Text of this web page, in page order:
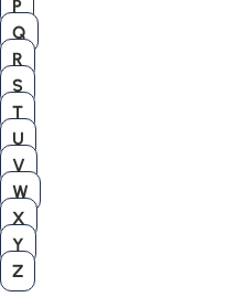
P
Q
R
S
T
U
V
W
X
Y
Z